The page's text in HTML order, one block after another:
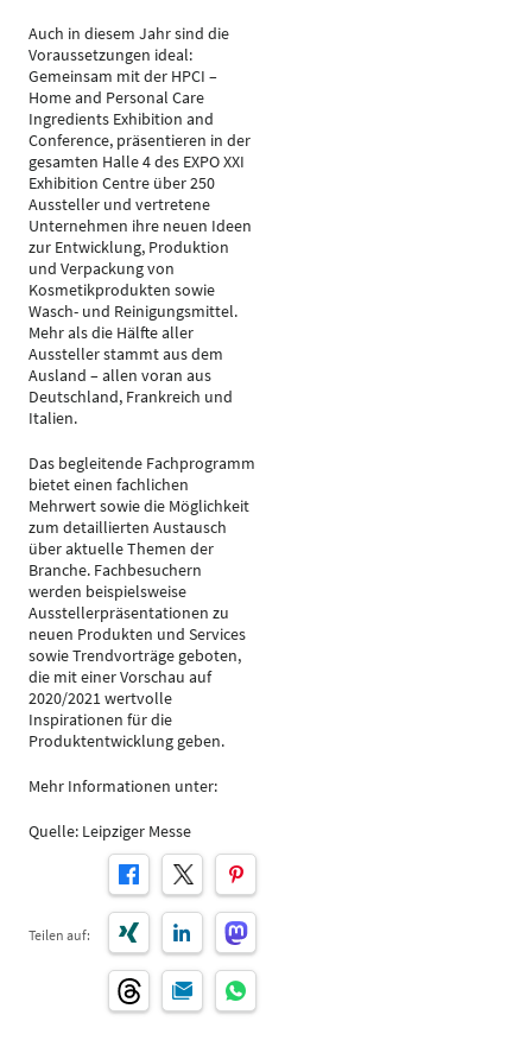
Auch in diesem Jahr sind die
Voraussetzungen ideal:
Gemeinsam mit der HPCI –
Home and Personal Care
Ingredients Exhibition and
Conference, präsentieren in der
gesamten Halle 4 des EXPO XXI
Exhibition Centre über 250
Aussteller und vertretene
Unternehmen ihre neuen Ideen
zur Entwicklung, Produktion
und Verpackung von
Kosmetikprodukten sowie
Wasch- und Reinigungsmittel.
Mehr als die Hälfte aller
Aussteller stammt aus dem
Ausland – allen voran aus
Deutschland, Frankreich und
Italien.
Das begleitende Fachprogramm
bietet einen fachlichen
Mehrwert sowie die Möglichkeit
zum detaillierten Austausch
über aktuelle Themen der
Branche. Fachbesuchern
werden beispielsweise
Ausstellerpräsentationen zu
neuen Produkten und Services
sowie Trendvorträge geboten,
die mit einer Vorschau auf
2020/2021 wertvolle
Inspirationen für die
Produktentwicklung geben.
Mehr Informationen unter:
Quelle: Leipziger Messe
Teilen auf: